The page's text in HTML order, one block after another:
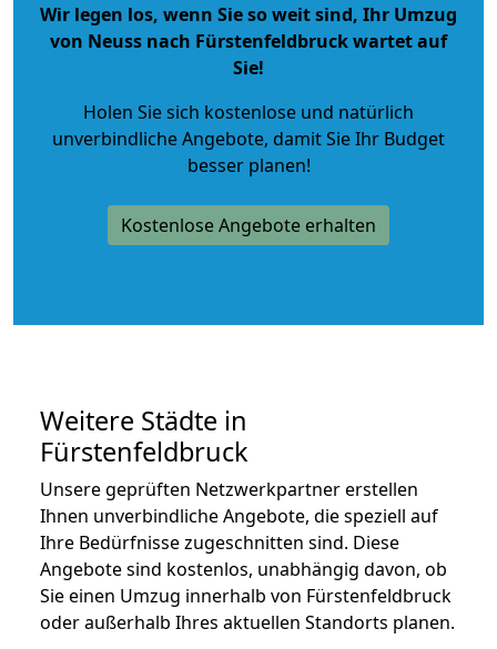
Wir legen los, wenn Sie so weit sind, Ihr Umzug
von Neuss nach Fürstenfeldbruck wartet auf
Sie!
Holen Sie sich kostenlose und natürlich
unverbindliche Angebote, damit Sie Ihr Budget
besser planen!
Kostenlose Angebote erhalten
Weitere Städte in
Fürstenfeldbruck
Unsere geprüften Netzwerkpartner erstellen
Ihnen unverbindliche Angebote, die speziell auf
Ihre Bedürfnisse zugeschnitten sind. Diese
Angebote sind kostenlos, unabhängig davon, ob
Sie einen Umzug innerhalb von Fürstenfeldbruck
oder außerhalb Ihres aktuellen Standorts planen.